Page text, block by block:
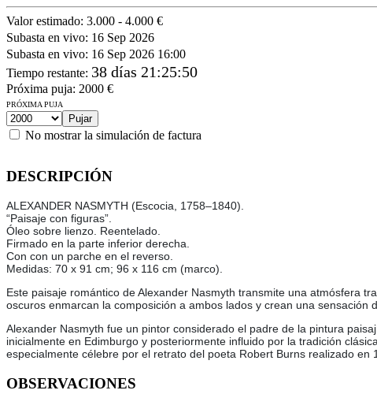
Valor estimado: 3.000 - 4.000 €
Subasta en vivo: 16 Sep 2026
Subasta en vivo: 16 Sep 2026 16:00
Tiempo restante: 38 días 21:25:50
Próxima puja: 2000 €
PRÓXIMA PUJA
No mostrar la simulación de factura
DESCRIPCIÓN
ALEXANDER NASMYTH (Escocia, 1758–1840).
“Paisaje con figuras”.
Óleo sobre lienzo. Reentelado.
Firmado en la parte inferior derecha.
Con con un parche en el reverso.
Medidas: 70 x 91 cm; 96 x 116 cm (marco).
Este paisaje romántico de Alexander Nasmyth transmite una atmósfera
oscuros enmarcan la composición a ambos lados y crean una sensación
Alexander Nasmyth fue un pintor considerado el padre de la pintura
inicialmente en Edimburgo y posteriormente influido por la tradición
especialmente célebre por el retrato del poeta Robert Burns realizado
OBSERVACIONES